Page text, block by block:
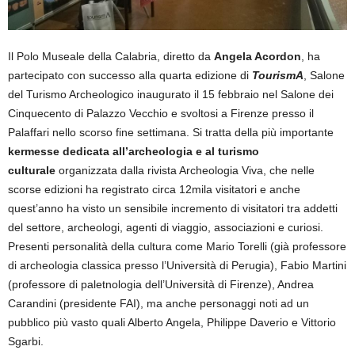
Il Polo Museale della Calabria, diretto da Angela Acordon , ha
partecipato con successo alla quarta edizione di TourismA , Salone
del Turismo Archeologico inaugurato il 15 febbraio nel Salone dei
Cinquecento di Palazzo Vecchio e svoltosi a Firenze presso il
Palaffari nello scorso fine settimana. Si tratta della più importante
kermesse dedicata all’archeologia e al turismo
culturale organizzata dalla rivista Archeologia Viva, che nelle
scorse edizioni ha registrato circa 12mila visitatori e anche
quest’anno ha visto un sensibile incremento di visitatori tra addetti
del settore, archeologi, agenti di viaggio, associazioni e curiosi.
Presenti personalità della cultura come Mario Torelli (già professore
di archeologia classica presso l’Università di Perugia), Fabio Martini
(professore di paletnologia dell’Università di Firenze), Andrea
Carandini (presidente FAI), ma anche personaggi noti ad un
pubblico più vasto quali Alberto Angela, Philippe Daverio e Vittorio
Sgarbi.